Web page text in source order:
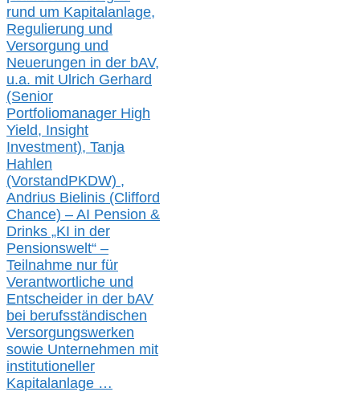
rund um Kapitalanlage,
Regulierung und
Versorgung und
Neuerungen in der bAV,
u.a. mit Ulrich Gerhard
(Senior
Portfoliomanager High
Yield, Insight
Investment), Tanja
Hahlen
(VorstandPKDW) ,
Andrius Bielinis (Clifford
Chance) – AI Pension &
Drinks „KI in der
Pensionswelt“ –
Teilnahme nur für
Verantwortliche und
Entscheider in der bAV
bei berufsständischen
Versorgungswerken
sowie Unternehmen mit
institutioneller
Kapitalanlage …